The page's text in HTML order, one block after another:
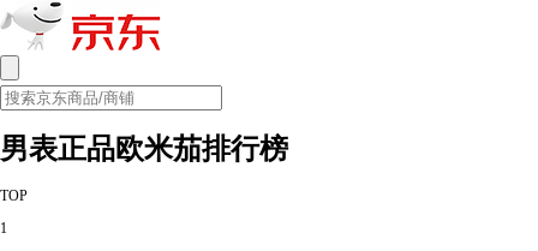
男表正品欧米茄排行榜
TOP
1